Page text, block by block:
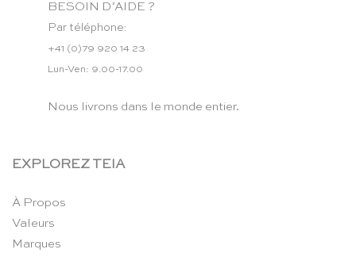
BESOIN D’AIDE ?
Par téléphone:
+41 (0)79 920 14 23
Lun-Ven: 9.00-17.00
Nous livrons dans le monde entier.
EXPLOREZ TEIA
À Propos
Valeurs
Marques